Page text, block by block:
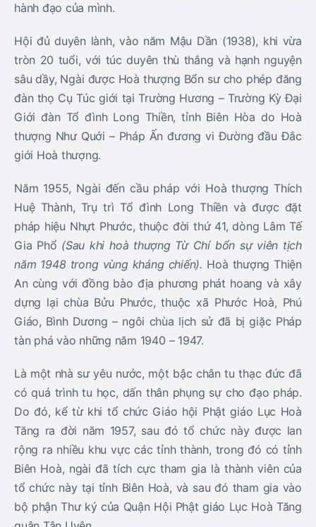
Năm 1955, Ngài đến cầu pháp với Hoà thượng Thích
Huệ Thành, Trụ trì Tổ đình Long Thiền và được đặt
pháp hiệu Nhựt Phước, thuộc đời thứ 41, dòng Lâm Tế
Gia Phổ(Sau khi hoà thượng Từ Chí bổn sự viên tịch
năm 1948 trong vùng kháng chiến).
Hoà thượng Thiện
An cùng với đồng bào địa phương phát hoang và xây
dựng lại chùa Bửu Phước, thuộc xã Phước Hoà, Phú
Giáo, Bình Dương – ngôi chùa lịch sử đã bị giặc Pháp
Là một nhà sư yêu nước, một bậc chân tu thạc đức đã
có quá trình tu học, dấn thân phụng sự cho đạo pháp.
Do đó, kể từ khi tổ chức Giáo hội Phật giáo Lục Hoà
Tăng ra đời năm 1957, sau đó tổ chức này được lan
rộng ra nhiều khu vực các tỉnh thành, trong đó có tỉnh
Biên Hoà, ngài đã tích cực tham gia là thành viên của
tổ chức này tại tỉnh Biên Hoà, và sau đó tham gia vào
bộ phận Thư ký của Quận Hội Phật giáo Lục Hoà Tăng
Năm 1970, Ngài được Đại lão Hoà thượng Thích Huệ
Thành, Tăng Thống Giáo hội Phật giáo Cổ truyền Lục
Hoà Tăng và Lục Hoà Phật tử Việt Nam công cử đảm
nhận làm Uỷ viên Hoằng pháp tỉnh Biên Hoà và Tăng
Giám Quận Hội quận Phú Giáo. Trong khoảng thời gian
này, với vai trò và trách nhiệm được giao, Ngài tích cực
tham gia công tác Phật sự, đào tạo Tăng tài như giảng
dạy và thuyết pháp tại các Trường Kỳ, Trường Hương